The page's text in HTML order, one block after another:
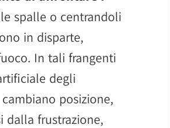
spalle o centrandoli
in disparte,
In tali frangenti
degli
posizione,
dalla frustrazione,